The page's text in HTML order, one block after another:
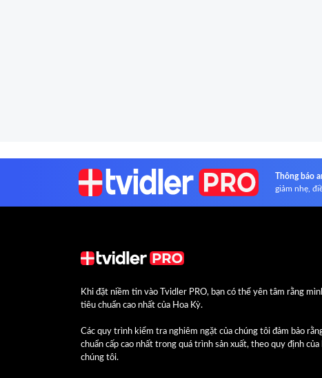
Thông báo
giảm nhẹ,
Khi đặt niềm tin vào Tvidler PRO, bạn có thể yên tâm rằng
tiêu chuẩn cao nhất của Hoa Kỳ.
Các quy trình kiểm tra nghiêm ngặt của chúng tôi đảm bảo
chuẩn cấp cao nhất trong quá trình sản xuất, theo quy định của
chúng tôi.